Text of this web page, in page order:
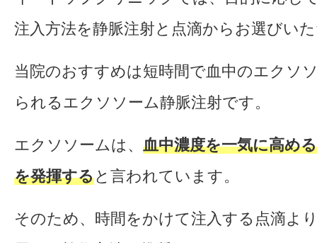
注入方法を静脈注射と点滴からお選びい
当院のおすすめは短時間で血中のエクソ
られるエクソソーム静脈注射です。
エクソソームは、 血中濃度を一気に高め
を発揮すると言われています。
そのため、時間をかけて注入する点滴よ